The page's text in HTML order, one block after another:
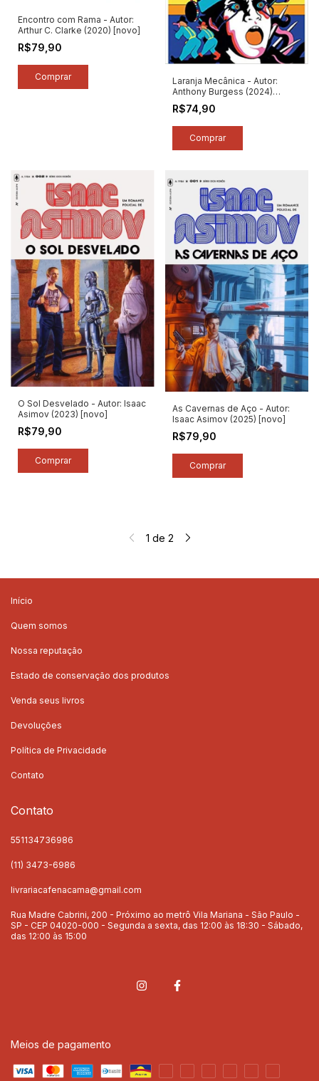
Encontro com Rama - Autor:
Arthur C. Clarke (2020) [novo]
R$79,90
Laranja Mecânica - Autor:
Anthony Burgess (2024)
[novo]
R$74,90
O Sol Desvelado - Autor: Isaac
Asimov (2023) [novo]
R$79,90
As Cavernas de Aço - Autor:
Isaac Asimov (2025) [novo]
R$79,90
1 de 2
Início
Quem somos
Nossa reputação
Estado de conservação dos produtos
Venda seus livros
Devoluções
Política de Privacidade
Contato
Contato
551134736986
(11) 3473-6986
livrariacafenacama@gmail.com
Rua Madre Cabrini, 200 - Próximo ao metrô Vila Mariana - São Paulo -
SP - CEP 04020-000 - Segunda a sexta, das 12:00 às 18:30 - Sábado,
das 12:00 às 15:00
Meios de pagamento